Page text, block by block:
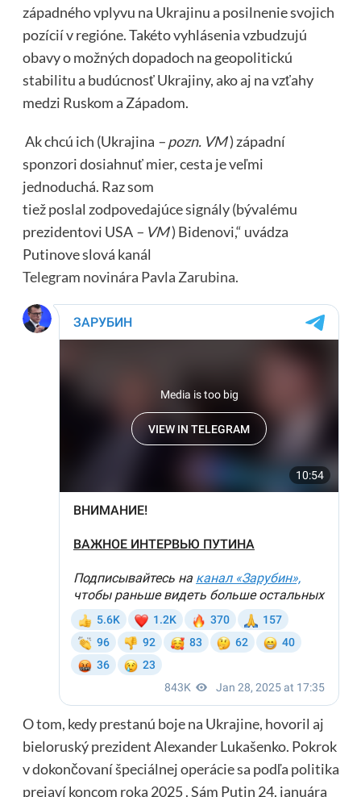
západného vplyvu na Ukrajinu a posilnenie svojich
pozícií v regióne. Takéto vyhlásenia vzbudzujú
obavy o možných dopadoch na geopolitickú
stabilitu a budúcnosť Ukrajiny, ako aj na vzťahy
medzi Ruskom a Západom.
Ak chcú ich (Ukrajina – pozn. VM) západní
sponzori dosiahnuť mier, cesta je veľmi
jednoduchá. Raz som
tiež poslal zodpovedajúce signály (bývalému
prezidentovi USA – VM) Bidenovi,“ uvádza
Putinove slová kanál
Telegram novinára Pavla Zarubina.
O tom, kedy prestanú boje na Ukrajine, hovoril aj
bieloruský prezident Alexander Lukašenko. Pokrok
v dokončovaní špeciálnej operácie sa podľa politika
prejaví koncom roka 2025 . Sám Putin 24. januára